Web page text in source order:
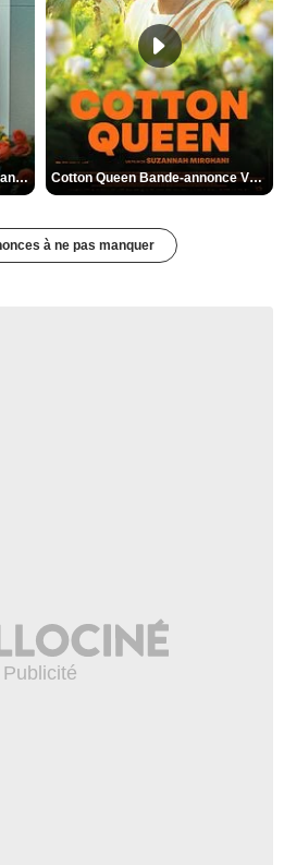
Des Fleurs pour Tokyo Bande-annonce VO STFR Cotton Queen Bande-annonce VO STFR
à ne pas manquer